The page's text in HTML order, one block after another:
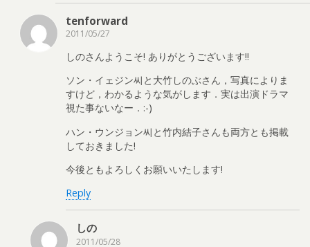
tenforward
2011/05/27
しのさんようこそ! ありがとうございます!!
ソン・イェジン씨と大竹しのぶさん，写真によりま
すけど，わかるような気がします．実は出演ドラマ
視た事ないなー．:-)
ハン・ウンジョン씨と竹内結子さんも両方とも掲載
しておきました!
今後ともよろしくお願いいたします!
Reply
しの
2011/05/28